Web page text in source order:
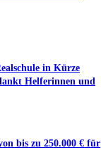
in Kürze
Helferinnen und
bis zu 250.000 € für